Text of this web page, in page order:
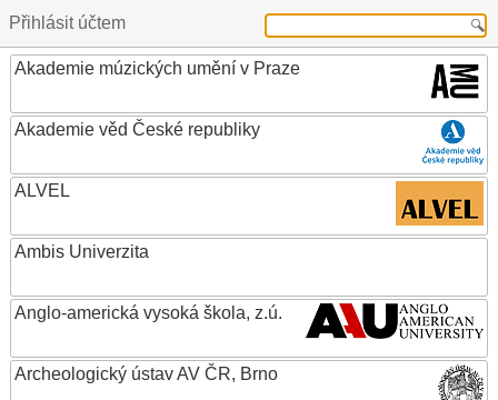
Přihlásit účtem
Akademie múzických umění v Praze
Akademie věd České republiky
ALVEL
Ambis Univerzita
Anglo-americká vysoká škola, z.ú.
Archeologický ústav AV ČR, Brno